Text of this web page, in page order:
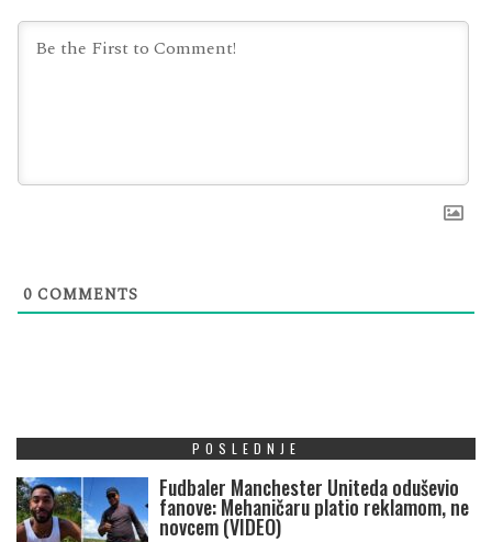
0 COMMENTS
POSLEDNJE
Fudbaler Manchester Uniteda oduševio
fanove: Mehaničaru platio reklamom, ne
novcem (VIDEO)